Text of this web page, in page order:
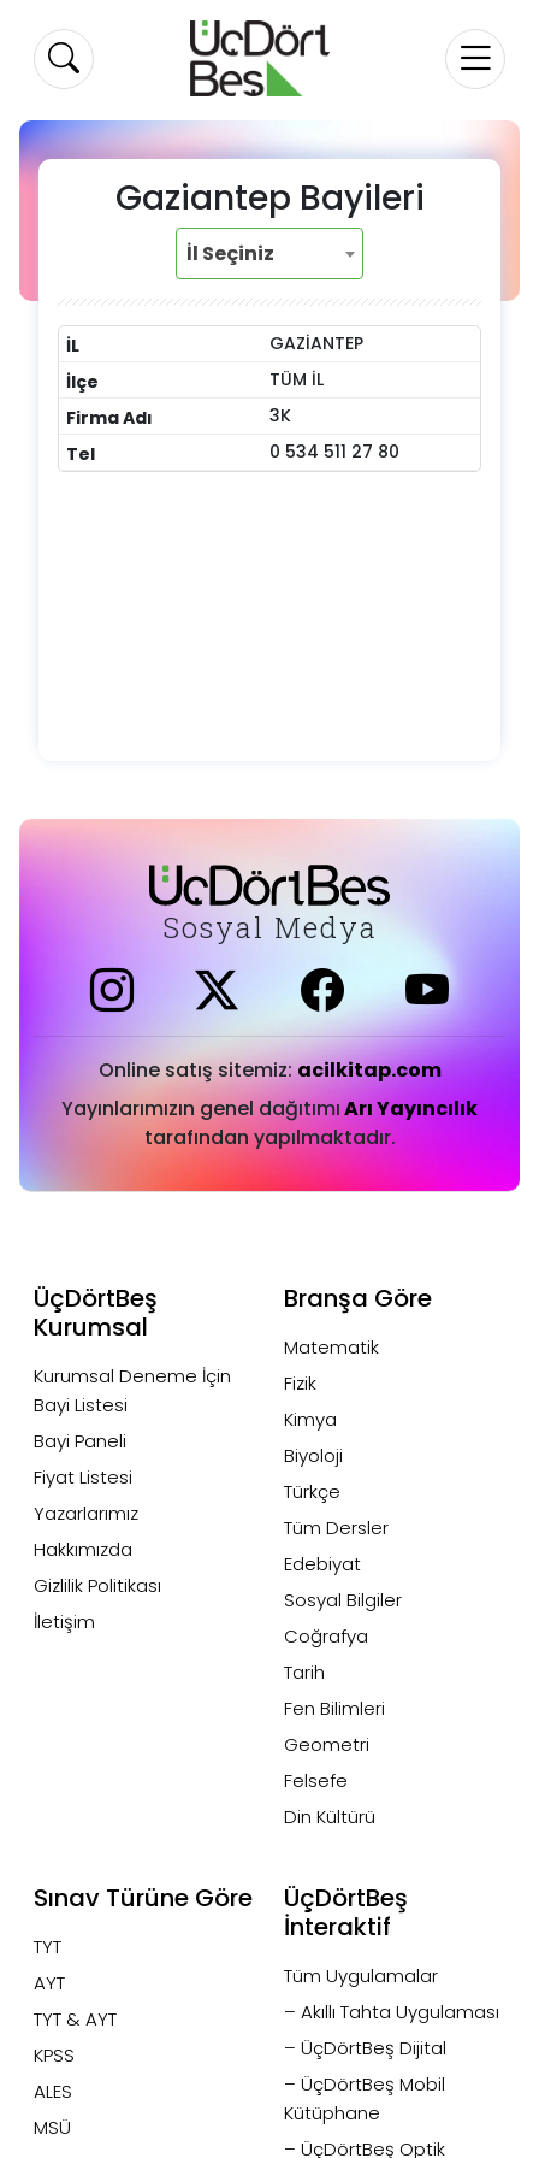
Gaziantep Bayileri
İl Seçiniz
GAZIANTEP
TÜM İL
3K
0 534 511 27 80
Sosyal Medya
Online satış sitemiz:acilkitap.com
Yayınlarımızın genel dağıtımıArı Yayıncılık
tarafından yapılmaktadır.
ÜçDörtBeş
Kurumsal
Kurumsal Deneme İçin
Bayi Listesi
Bayi Paneli
Fiyat Listesi
Yazarlarımız
Hakkımızda
Gizlilik Politikası
İletişim
Branşa Göre
Matematik
Fizik
Kimya
Biyoloji
Türkçe
Tüm Dersler
Edebiyat
Sosyal Bilgiler
Coğrafya
Tarih
Fen Bilimleri
Geometri
Felsefe
Din Kültürü
Sınav Türüne Göre
TYT
AYT
TYT & AYT
KPSS
ALES
MSÜ
ÜçDörtBeş
İnteraktif
Tüm Uygulamalar
– Akıllı Tahta Uygulaması
– ÜçDörtBeş Dijital
– ÜçDörtBeş Mobil
Kütüphane
– ÜçDörtBeş Optik